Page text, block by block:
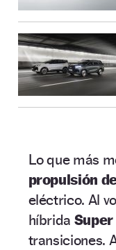
Lo que más
propulsión
eléctrico. Al
híbrida
transiciones.